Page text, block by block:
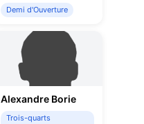
Demi d'Ouverture
Alexandre Borie
Trois-quarts